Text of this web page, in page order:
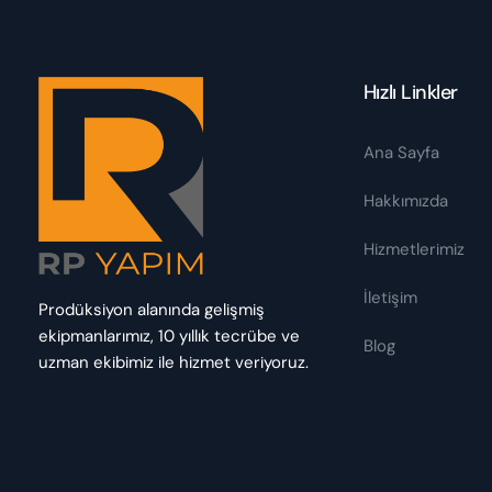
Prodüksiyon alanında gelişmiş
ekipmanlarımız, 10 yıllık tecrübe ve
uzman ekibimiz ile hizmet veriyoruz.
Hızlı Linkler
Ana Sayfa
Hakkımızda
Hizmetlerimiz
İletişim
Blog